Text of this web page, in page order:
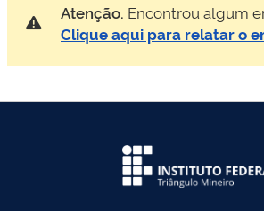
Atenção. Encontrou algum
Clique aqui para relatar o